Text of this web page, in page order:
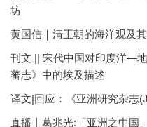
坊
黄国信｜清王朝的海洋观及
刊文 || 宋代中国对印度洋—
蕃志》中的埃及描述
译文|回应：《亚洲研究杂志
直播丨葛兆光:「亚洲之中国